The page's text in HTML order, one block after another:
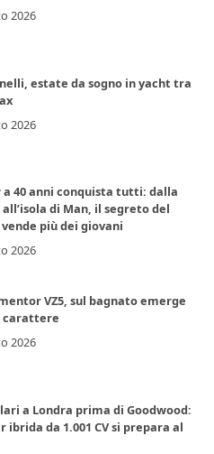
2026
estate da sogno in yacht tra
2026
40 anni conquista tutti: dalla
di Man, il segreto del
più dei giovani
2026
VZ5, sul bagnato emerge
carattere
2026
a Londra prima di Goodwood:
ibrida da 1.001 CV si prepara al